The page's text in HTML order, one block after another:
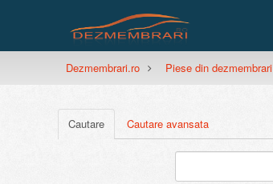
Dezmembrari.ro Piese din dezmembrari
Cautare Cautare avansata